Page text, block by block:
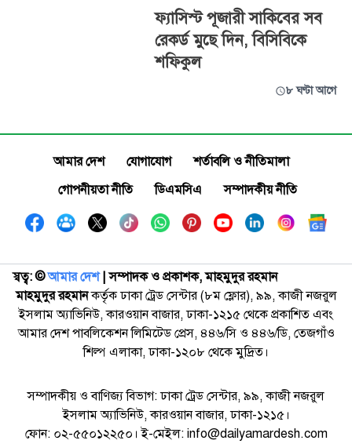
ফ্যাসিস্ট পূজারী সাকিবের সব
রেকর্ড মুছে দিন, বিসিবিকে
শফিকুল
৮ ঘণ্টা আগে
আমার দেশ যোগাযোগ
শর্তাবলি ও নীতিমালা
গোপনীয়তা নীতি
ডিএমসিএ সম্পাদকীয় নীতি
স্বত্ব: ©️আমার দেশ| সম্পাদক ও প্রকাশক, মাহমুদুর রহমান
মাহমুদুর রহমানকর্তৃক ঢাকা ট্রেড সেন্টার (৮ম ফ্লোর), ৯৯, কাজী নজরুল
ইসলাম অ্যাভিনিউ, কারওয়ান বাজার, ঢাকা-১২১৫ থেকে প্রকাশিত এবং
আমার দেশ পাবলিকেশন লিমিটেড প্রেস, ৪৪৬/সি ও ৪৪৬/ডি, তেজগাঁও
শিল্প এলাকা, ঢাকা-১২০৮ থেকে মুদ্রিত।
সম্পাদকীয় ও বাণিজ্য বিভাগ: ঢাকা ট্রেড সেন্টার, ৯৯, কাজী নজরুল
ইসলাম অ্যাভিনিউ, কারওয়ান বাজার, ঢাকা-১২১৫।
ফোন: ০২-৫৫০১২২৫০। ই-মেইল: info@dailyamardesh.com